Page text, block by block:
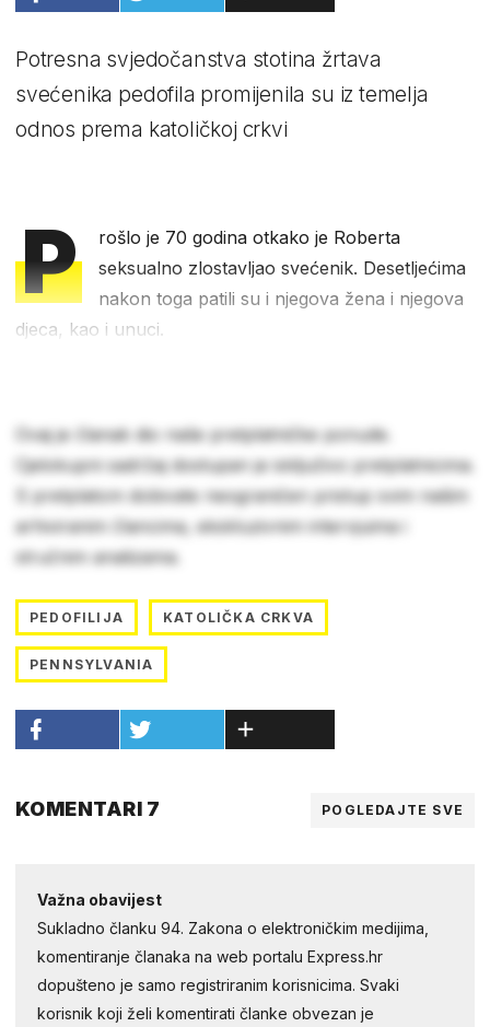
Potresna svjedočanstva stotina žrtava
svećenika pedofila promijenila su iz temelja
odnos prema katoličkoj crkvi
P
rošlo je 70 godina otkako je Roberta
seksualno zlostavljao svećenik. Desetljećima
nakon toga patili su i njegova žena i njegova
djeca, kao i unuci.
Ovaj je članak dio naše pretplatničke ponude.
Cjelokupni sadržaj dostupan je isključivo pretplatnicima.
S pretplatom dobivate neograničen pristup svim našim
arhiviranim člancima, ekskluzivnim intervjuima i
stručnim analizama.
PEDOFILIJA KATOLIČKA CRKVA
PENNSYLVANIA
KOMENTARI 7 POGLEDAJTE SVE
Važna obavijest
Sukladno članku 94. Zakona o elektroničkim medijima,
komentiranje članaka na web portalu Express.hr
dopušteno je samo registriranim korisnicima. Svaki
korisnik koji želi komentirati članke obvezan je